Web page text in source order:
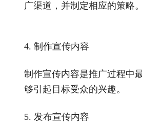
广渠道，并制定相应的策略。
4. 制作宣传内容
制作宣传内容是推广过程中
够引起目标受众的兴趣。
5. 发布宣传内容